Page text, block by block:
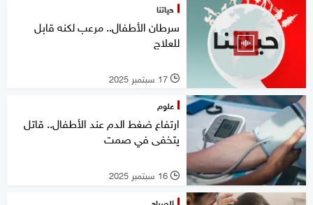
حياتنا
سرطان الأطفال.. مرعب لكنه قابل
للعلاج
l 17 سبتمبر 2025
علوم
ارتفاع ضغط الدم عند الأطفال.. قاتل
يتخفى في صمت
l 16 سبتمبر 2025
الصباح